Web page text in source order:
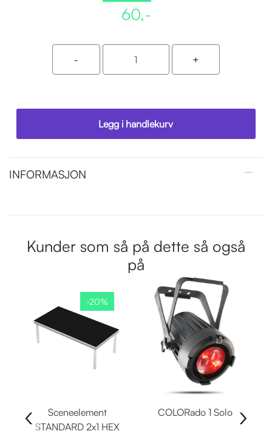
60,-
Legg i handlekurv
INFORMASJON
Kunder som så på dette så også
på
-20%
Sceneelement
STANDARD 2x1 HEX
COLORado 1 Solo
‹ ›